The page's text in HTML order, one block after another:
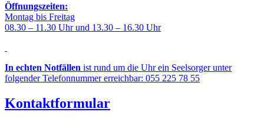
Öffnungszeiten:
Montag bis Freitag
08.30 – 11.30 Uhr und 13.30 – 16.30 Uhr
In echten Notfällen ist rund um die Uhr ein Seelsorger unter
folgender Telefonnummer erreichbar: 055 225 78 55
Kontaktformular